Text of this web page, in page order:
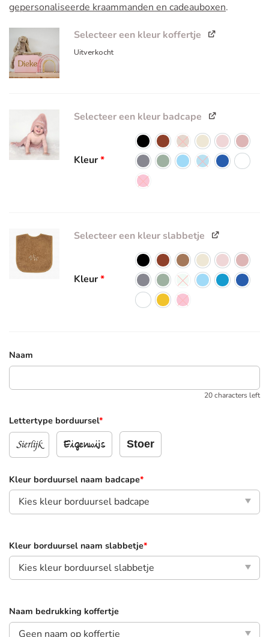
gepersonaliseerde kraammanden en cadeauboxen.
Selecteer een kleur koffertje
Uitverkocht
Selecteer een kleur badcape
Kleur*
Selecteer een kleur slabbetje
Kleur*
Naam
20 characters left
Lettertype borduursel*
Sierlijk Eigenwijs Stoer
Kleur borduursel naam badcape*
Kleur borduursel naam slabbetje*
Naam bedrukking koffertje